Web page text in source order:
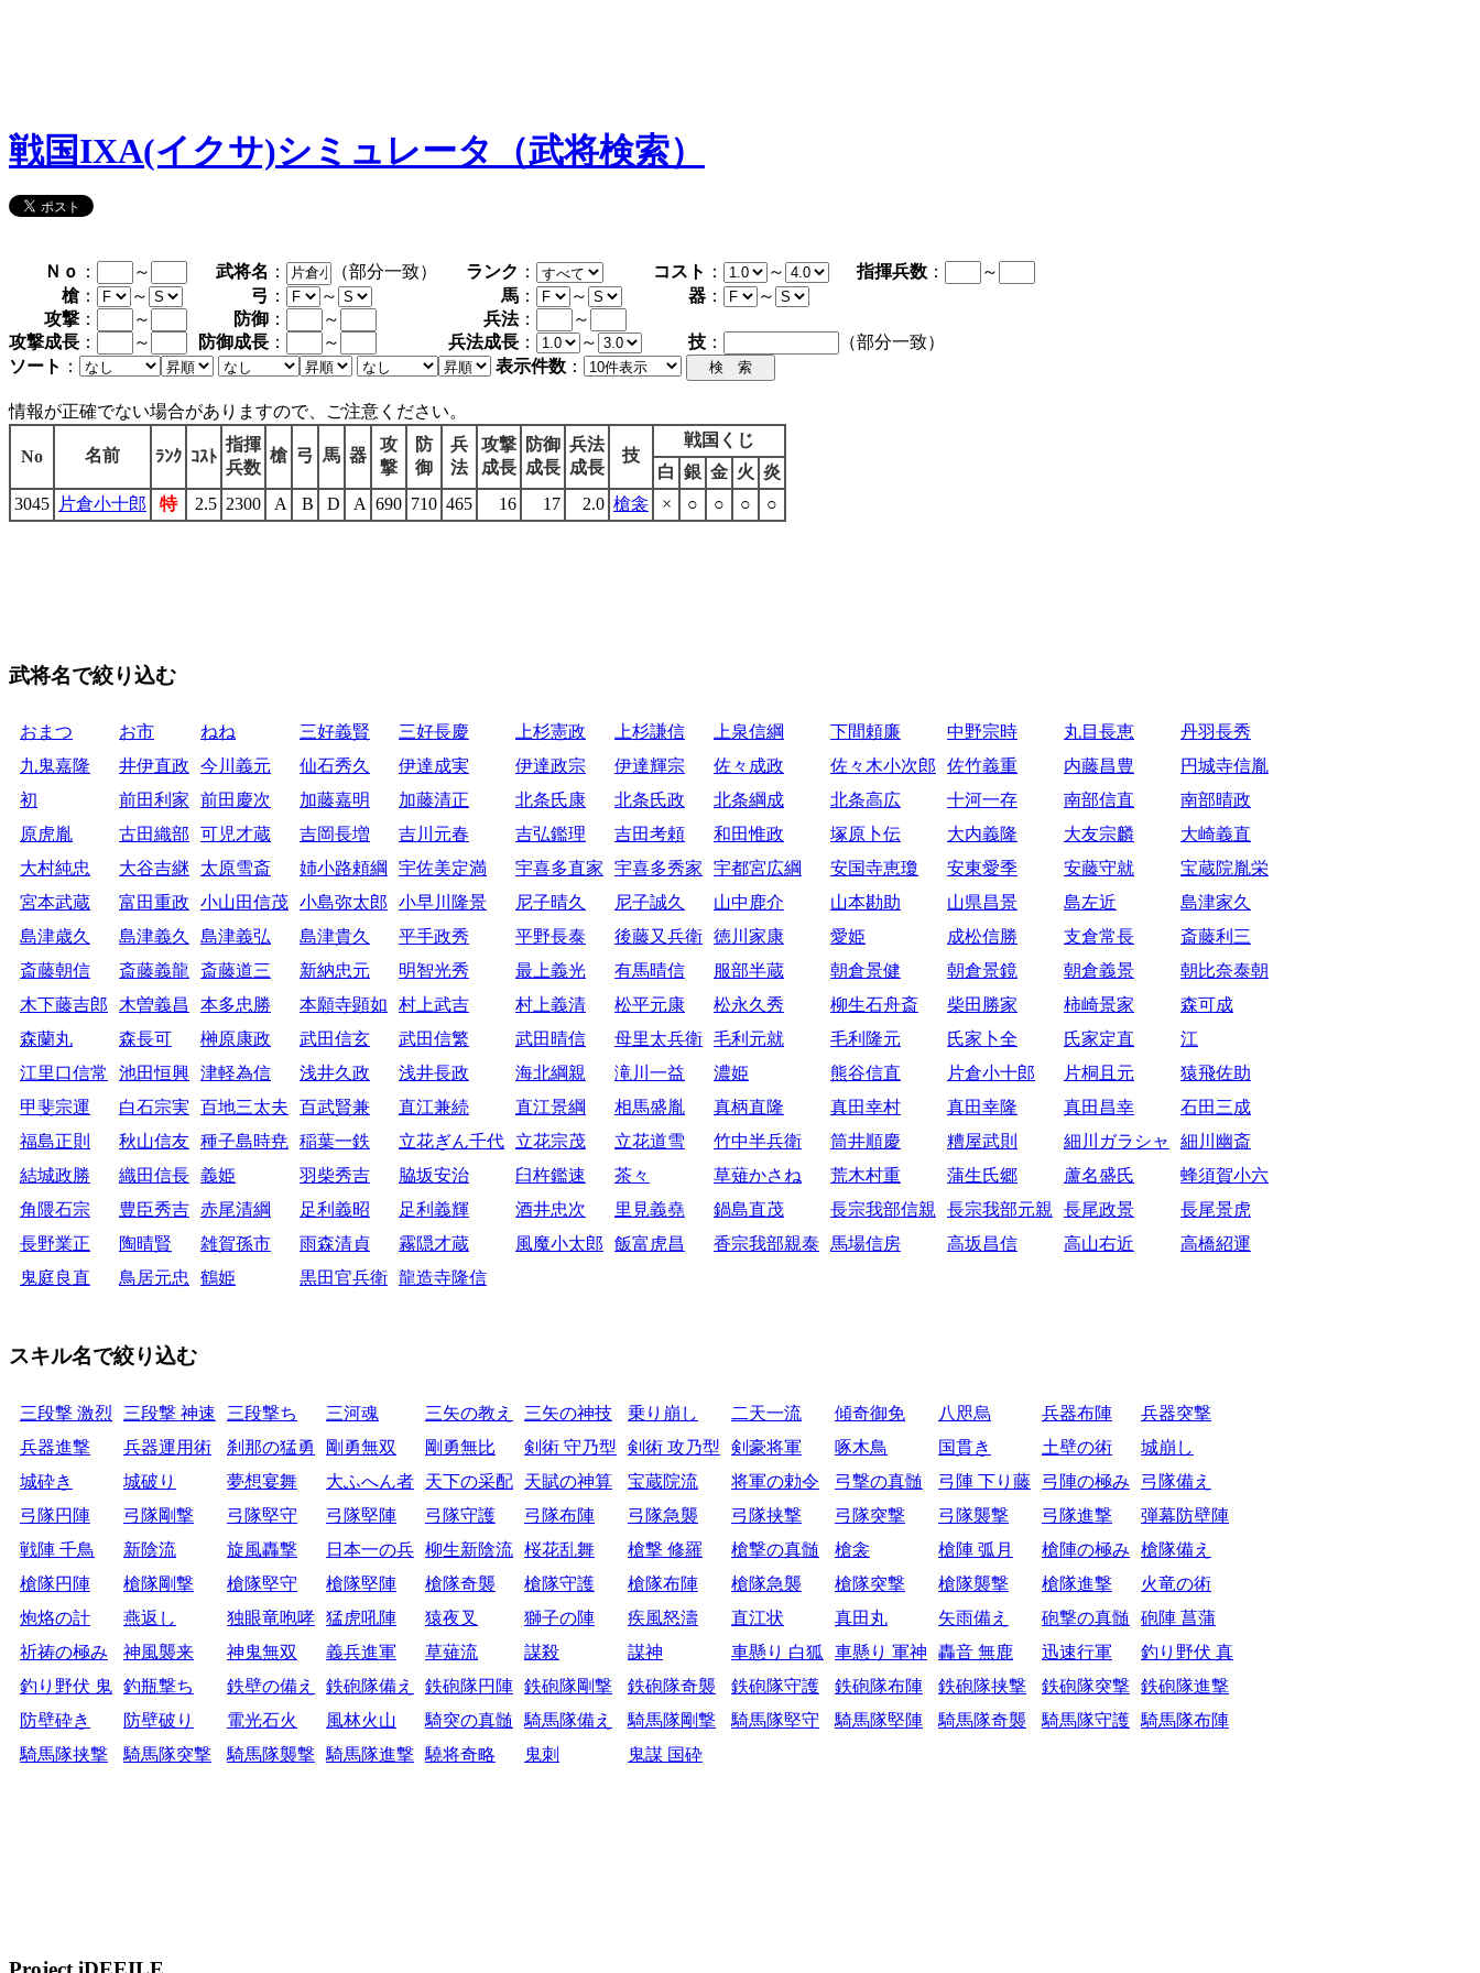
戦国IXA(イクサ)シミュレータ（武将検索）
Ｎｏ ： ～ 武将名 ： （部分一致） ランク ： コスト ： ～ 指揮兵数 ：
～
槍 ： ～ 弓 ： ～ 馬 ： ～ 器 ：
～
攻撃 ： ～ 防御 ： ～ 兵法：
～
攻撃成長 ： ～ 防御成長 ： ～ 兵法成長 ： ～ 技 ：
（部分一致）
ソート ： 表示件数 ：
情報が正確でない場合がありますので、ご注意ください。
No 名前 ﾗﾝｸ ｺｽﾄ
指揮
兵数
槍 弓 馬 器
攻
撃
防
御
兵
法
攻撃
成長
防御
成長
兵法
成長
技
戦国くじ
白 銀 金 火 炎
3045
片倉小十郎 特 2.5 2300 A B D A 690 710 465 16 17 2.0 槍衾 × ○ ○ ○ ○
武将名で絞り込む
おまつ お市 ねね 三好義賢 三好長慶 上杉憲政 上杉謙信 上泉信綱 下間頼廉 中野宗時 丸目長恵
丹羽長秀
九鬼嘉隆
井伊直政 今川義元 仙石秀久 伊達成実 伊達政宗 伊達輝宗 佐々成政 佐々木小次郎 佐竹義重 内藤昌豊
円城寺信胤
初
前田利家 前田慶次 加藤嘉明 加藤清正 北条氏康 北条氏政 北条綱成 北条高広 十河一存 南部信直
南部晴政
原虎胤
古田織部 可児才蔵 吉岡長増 吉川元春 吉弘鑑理 吉田考頼 和田惟政 塚原卜伝 大内義隆 大友宗麟
大崎義直
大村純忠
大谷吉継 太原雪斎 姉小路頼綱 宇佐美定満 宇喜多直家 宇喜多秀家 宇都宮広綱 安国寺恵瓊 安東愛季 安藤守就
宝蔵院胤栄
宮本武蔵
富田重政 小山田信茂 小島弥太郎 小早川隆景 尼子晴久 尼子誠久 山中鹿介 山本勘助 山県昌景 島左近
島津家久
島津歳久
島津義久 島津義弘 島津貴久 平手政秀 平野長泰 後藤又兵衛 徳川家康 愛姫 成松信勝 支倉常長
斎藤利三
斎藤朝信
斎藤義龍 斎藤道三 新納忠元 明智光秀 最上義光 有馬晴信 服部半蔵 朝倉景健 朝倉景鏡 朝倉義景
朝比奈泰朝
木下藤吉郎
木曽義昌 本多忠勝 本願寺顕如 村上武吉 村上義清 松平元康 松永久秀 柳生石舟斎 柴田勝家 柿崎景家
森可成
森蘭丸
森長可 榊原康政 武田信玄 武田信繁 武田晴信 母里太兵衛 毛利元就 毛利隆元 氏家卜全 氏家定直
江
江里口信常
池田恒興 津軽為信 浅井久政 浅井長政 海北綱親 滝川一益 濃姫 熊谷信直 片倉小十郎 片桐且元
猿飛佐助
甲斐宗運
白石宗実 百地三太夫 百武賢兼 直江兼続 直江景綱 相馬盛胤 真柄直隆 真田幸村 真田幸隆 真田昌幸
石田三成
福島正則
秋山信友 種子島時尭 稲葉一鉄 立花ぎん千代 立花宗茂 立花道雪 竹中半兵衛 筒井順慶 糟屋武則 細川ガラシャ
細川幽斎
結城政勝
織田信長 義姫 羽柴秀吉 脇坂安治 臼杵鑑速 茶々 草薙かさね 荒木村重 蒲生氏郷 蘆名盛氏
蜂須賀小六
角隈石宗
豊臣秀吉 赤尾清綱 足利義昭 足利義輝 酒井忠次 里見義堯 鍋島直茂 長宗我部信親 長宗我部元親 長尾政景
長尾景虎
長野業正
陶晴賢 雑賀孫市 雨森清貞 霧隠才蔵 風魔小太郎 飯富虎昌 香宗我部親泰 馬場信房 高坂昌信 高山右近
高橋紹運
鬼庭良直
鳥居元忠 鶴姫 黒田官兵衛 龍造寺隆信
スキル名で絞り込む
三段撃 激烈 三段撃 神速 三段撃ち 三河魂 三矢の教え 三矢の神技 乗り崩し 二天一流 傾奇御免 八咫烏 兵器布陣
兵器突撃
兵器進撃
兵器運用術 刹那の猛勇 剛勇無双 剛勇無比 剣術 守乃型 剣術 攻乃型 剣豪将軍 啄木鳥 国貫き 土壁の術
城崩し
城砕き
城破り 夢想宴舞 大ふへん者 天下の采配 天賦の神算 宝蔵院流 将軍の勅令 弓撃の真髄 弓陣 下り藤 弓陣の極み
弓隊備え
弓隊円陣
弓隊剛撃 弓隊堅守 弓隊堅陣 弓隊守護 弓隊布陣 弓隊急襲 弓隊挟撃 弓隊突撃 弓隊襲撃 弓隊進撃
弾幕防壁陣
戦陣 千鳥
新陰流 旋風轟撃 日本一の兵 柳生新陰流 桜花乱舞 槍撃 修羅 槍撃の真髄 槍衾 槍陣 弧月 槍陣の極み
槍隊備え
槍隊円陣
槍隊剛撃 槍隊堅守 槍隊堅陣 槍隊奇襲 槍隊守護 槍隊布陣 槍隊急襲 槍隊突撃 槍隊襲撃 槍隊進撃
火竜の術
炮烙の計
燕返し 独眼竜咆哮 猛虎吼陣 猿夜叉 獅子の陣 疾風怒濤 直江状 真田丸 矢雨備え 砲撃の真髄
砲陣 菖蒲
祈祷の極み
神風襲来 神鬼無双 義兵進軍 草薙流 謀殺 謀神 車懸り 白狐 車懸り 軍神 轟音 無鹿 迅速行軍
釣り野伏 真
釣り野伏 鬼 釣瓶撃ち 鉄壁の備え 鉄砲隊備え 鉄砲隊円陣 鉄砲隊剛撃 鉄砲隊奇襲 鉄砲隊守護 鉄砲隊布陣 鉄砲隊挟撃 鉄砲隊突撃 鉄砲隊進撃
防壁砕き
防壁破り 電光石火 風林火山 騎突の真髄 騎馬隊備え 騎馬隊剛撃 騎馬隊堅守 騎馬隊堅陣 騎馬隊奇襲 騎馬隊守護 騎馬隊布陣
騎馬隊挟撃
騎馬隊突撃 騎馬隊襲撃 騎馬隊進撃 驍将奇略 鬼刺 鬼謀 国砕